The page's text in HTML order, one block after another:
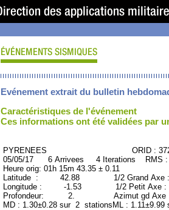
Evénement extrait du bulletin
Caractéristiques de l'événement
Ces informations ont été validées par
PYRENEES ORID :
05/05/17 6 Arrivees 4 Iterations RMS
Heure orig: 01h 15m 43.35 ± 0.11
Latitude : 42.88 1/2 Grand Axe
Longitude : -1.53 1/2 Petit Axe :
Profondeur: 2. Azimut gd Axe :
MD : 1.30±0.28 sur 2 stationsML :